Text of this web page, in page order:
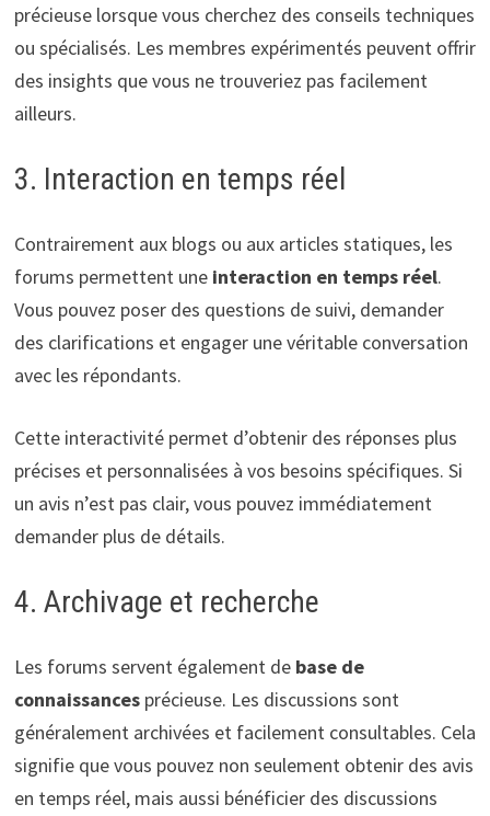
précieuse lorsque vous cherchez des conseils techniques
ou spécialisés. Les membres expérimentés peuvent offrir
des insights que vous ne trouveriez pas facilement
ailleurs.
3. Interaction en temps réel
Contrairement aux blogs ou aux articles statiques, les
forums permettent une interaction en temps réel.
Vous pouvez poser des questions de suivi, demander
des clarifications et engager une véritable conversation
avec les répondants.
Cette interactivité permet d’obtenir des réponses plus
précises et personnalisées à vos besoins spécifiques. Si
un avis n’est pas clair, vous pouvez immédiatement
demander plus de détails.
4. Archivage et recherche
Les forums servent également de base de
connaissancesprécieuse. Les discussions sont
généralement archivées et facilement consultables. Cela
signifie que vous pouvez non seulement obtenir des avis
en temps réel, mais aussi bénéficier des discussions